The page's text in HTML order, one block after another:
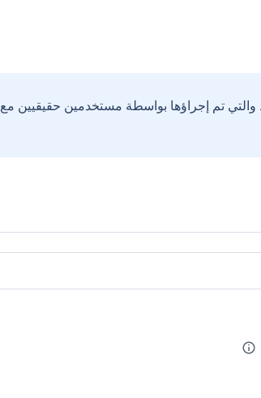
تم إجراؤها بواسطة مستخدمين حقيقيين مع